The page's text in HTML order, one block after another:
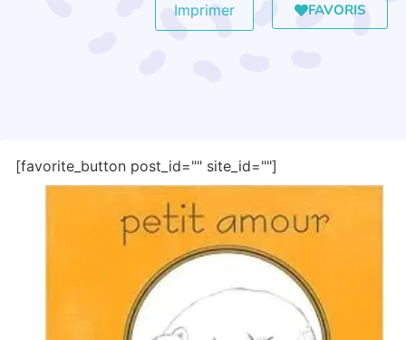
Imprimer FAVORIS
[favorite_button post_id="" site_id=""]